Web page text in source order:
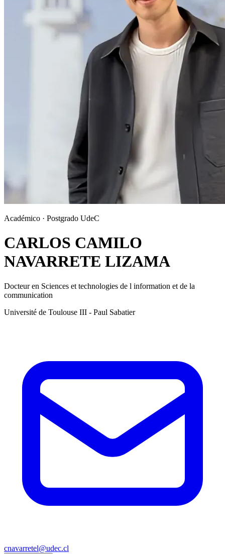
Académico · Postgrado UdeC
CARLOS CAMILO
NAVARRETE LIZAMA
Docteur en Sciences et technologies de l information et de la
communication
Université de Toulouse III - Paul Sabatier
cnavarretel@udec.cl